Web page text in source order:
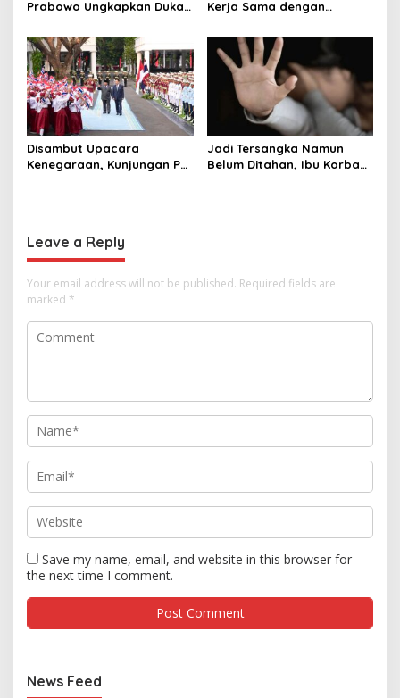
Prabowo Ungkapkan Duka
Selamat Ulang Tahun ke
Raja Thailand
Kerja Sama dengan
hingga Ekonomi Digital
Disambut Upacara
Kenegaraan, Kunjungan PM
Jadi Tersangka Namun
Belum Ditahan, Ibu Korban
Leave a Reply
Your email address will not be published. Required fields are
marked *
Save my name, email, and website in this browser for
the next time I comment.
News Feed